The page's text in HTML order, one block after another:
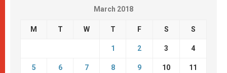
March 2018
M T W T F S S
1 2 3 4
5 6 7 8 9 10 11